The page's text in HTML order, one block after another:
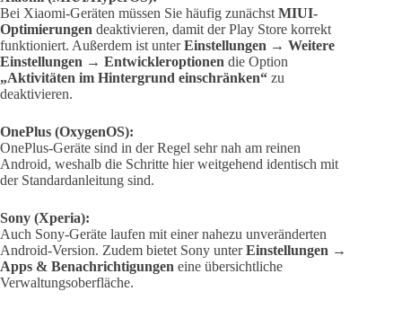
Bei Xiaomi-Geräten müssen Sie häufig zunächst MIUI-
Optimierungen deaktivieren, damit der Play Store korrekt
funktioniert. Außerdem ist unterEinstellungen → Weitere
Einstellungen → Entwickleroptionen die Option
„Aktivitäten im Hintergrund einschränken“ zu
deaktivieren.
OnePlus (OxygenOS):
OnePlus-Geräte sind in der Regel sehr nah am reinen
Android, weshalb die Schritte hier weitgehend identisch mit
der Standardanleitung sind.
Sony (Xperia):
Auch Sony-Geräte laufen mit einer nahezu unveränderten
Android-Version. Zudem bietet Sony unterEinstellungen →
Apps & Benachrichtigungen eine übersichtliche
Verwaltungsoberfläche.